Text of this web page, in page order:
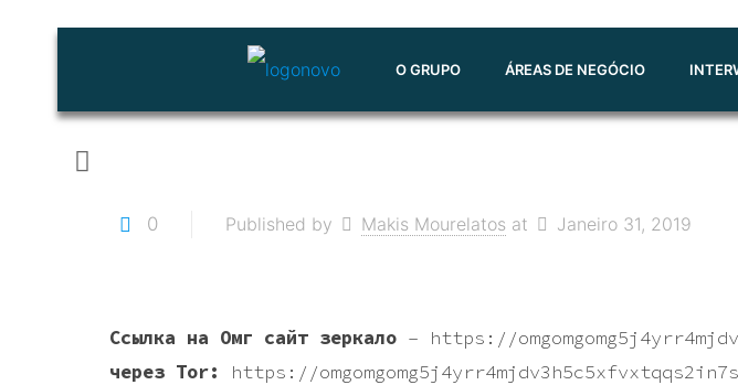
O GRUPO ÁREAS DE NEGÓCIO
0 Published by Makis Mourelatos at Janeiro 31, 2019
Ссылка на Омг сайт зеркало – https://
через Tor:
https://